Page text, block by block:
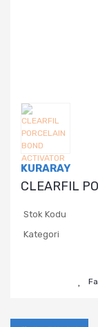
KURARAY
CLEARFIL
Stok Kodu
Kategori